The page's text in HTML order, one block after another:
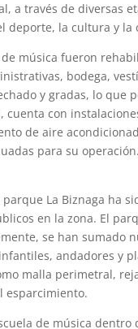
a través de diversas
deporte, la cultura y la
música fueron
bodega,
y gradas, lo que
cuenta con
de aire
para su
La Biznaga ha
en la zona. El
se han sumado
andadores y
malla perimetral,
esparcimiento.
de música